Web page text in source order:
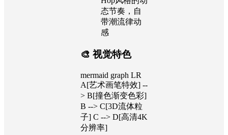
态节奏，自
带潮流律动
感
🎨 视觉特色
mermaid graph LR
A[艺术画笔特效] --
> B[撞色渐变色彩]
B --> C[3D流体粒
子] C --> D[高清4K
分辨率]